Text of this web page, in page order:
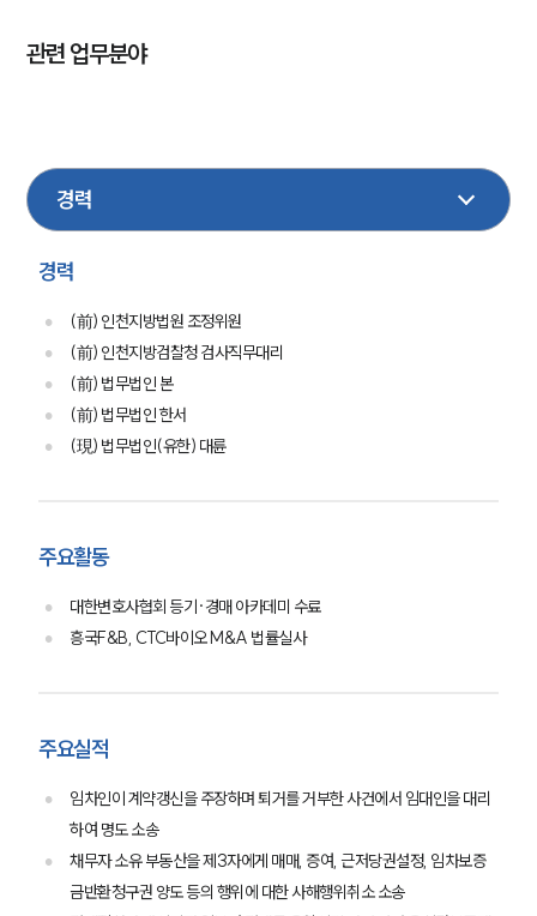
관련 업무분야
경력
(前) 인천지방법원 조정위원
(前) 인천지방검찰청 검사직무대리
(前) 법무법인 본
(前) 법무법인 한서
(現) 법무법인(유한) 대륜
주요활동
대한변호사협회 등기·경매 아카데미 수료
흥국F&B, CTC바이오 M&A 법률실사
주요실적
임차인이 계약갱신을 주장하며 퇴거를 거부한 사건에서 임대인을 대리
하여 명도 소송
채무자 소유 부동산을 제3자에게 매매, 증여, 근저당권설정, 임차보증
금반환청구권 양도 등의 행위에 대한 사해행위취소 소송